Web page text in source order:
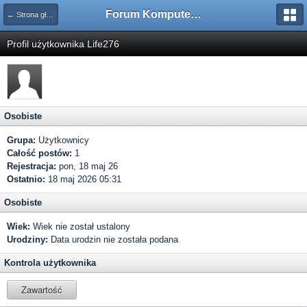
← Strona główna Forum Komputerowe PCFoster.pl
Profil użytkownika Life276
Osobiste
Grupa: Użytkownicy
Całość postów: 1
Rejestracja: pon, 18 maj 26
Ostatnio: 18 maj 2026 05:31
Osobiste
Wiek: Wiek nie został ustalony
Urodziny: Data urodzin nie została podana
Kontrola użytkownika
Zawartość